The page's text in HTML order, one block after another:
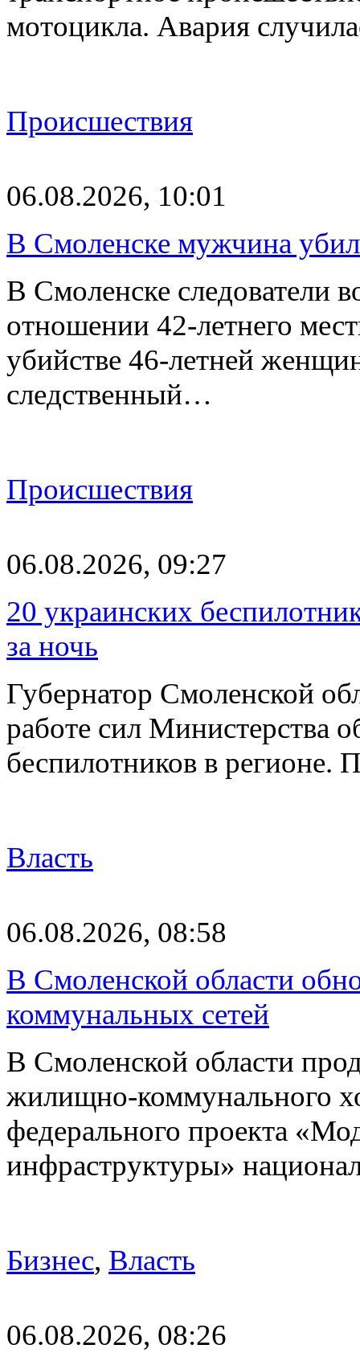
мотоцикла. Авария
Происшествия
06.08.2026, 10:01
В Смоленске мужчина
В Смоленске следователи
отношении 42-летнего
убийстве 46-летней
следственный…
Происшествия
06.08.2026, 09:27
20 украинских
за ночь
Губернатор Смоленской
работе сил Министерства
беспилотников в регионе.
Власть
06.08.2026, 08:58
В Смоленской области
коммунальных сетей
В Смоленской области
жилищно-коммунального
федерального проекта
инфраструктуры»
Бизнес, Власть
06.08.2026, 08:26